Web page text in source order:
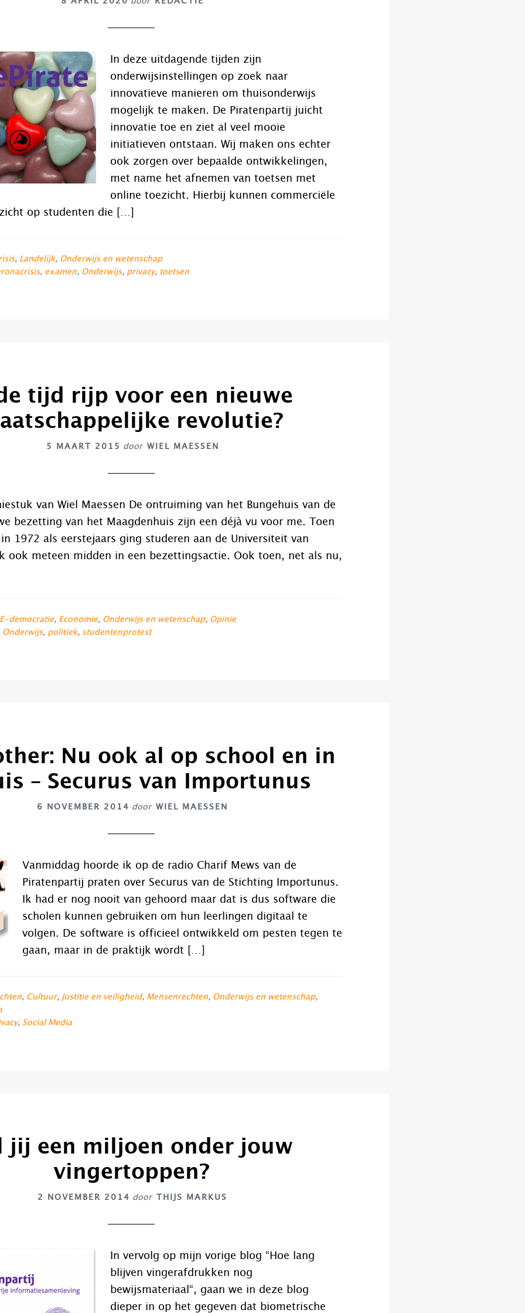
In deze uitdagende tijden zijn
onderwijsinstellingen op zoek naar
innovatieve manieren om thuisonderwijs
mogelijk te maken. De Piratenpartij juicht
innovatie toe en ziet al veel mooie
initiatieven ontstaan. Wij maken ons echter
ook zorgen over bepaalde ontwikkelingen,
met name het afnemen van toetsen met
online toezicht. Hierbij kunnen commerciële
op studenten die […]
, Landelijk, Onderwijs en wetenschap
, examen, Onderwijs, privacy, toetsen
tijd rijp voor een nieuwe
revolutie?
5 MAART 2015 door WIEL MAESSEN
van Wiel Maessen De ontruiming van het Bungehuis van de
bezetting van het Maagdenhuis zijn een déjà vu voor me. Toen
1972 als eerstejaars ging studeren aan de Universiteit van
ook meteen midden in een bezettingsactie. Ook toen, net als nu,
E-democratie, Economie, Onderwijs en wetenschap, Opinie
Onderwijs, politiek, studentenprotest
Nu ook al op school en in
– Securus van Importunus
6 NOVEMBER 2014 door WIEL MAESSEN
Vanmiddag hoorde ik op de radio Charif Mews van de
Piratenpartij praten over Securus van de Stichting Importunus.
Ik had er nog nooit van gehoord maar dat is dus software die
scholen kunnen gebruiken om hun leerlingen digitaal te
volgen. De software is officieel ontwikkeld om pesten tegen te
gaan, maar in de praktijk wordt […]
, Cultuur, Justitie en veiligheid, Mensenrechten, Onderwijs en wetenschap,
, Social Media
jij een miljoen onder jouw
vingertoppen?
2 NOVEMBER 2014 door THIJS MARKUS
In vervolg op mijn vorige blog “Hoe lang
blijven vingerafdrukken nog
bewijsmateriaal“, gaan we in deze blog
dieper in op het gegeven dat biometrische